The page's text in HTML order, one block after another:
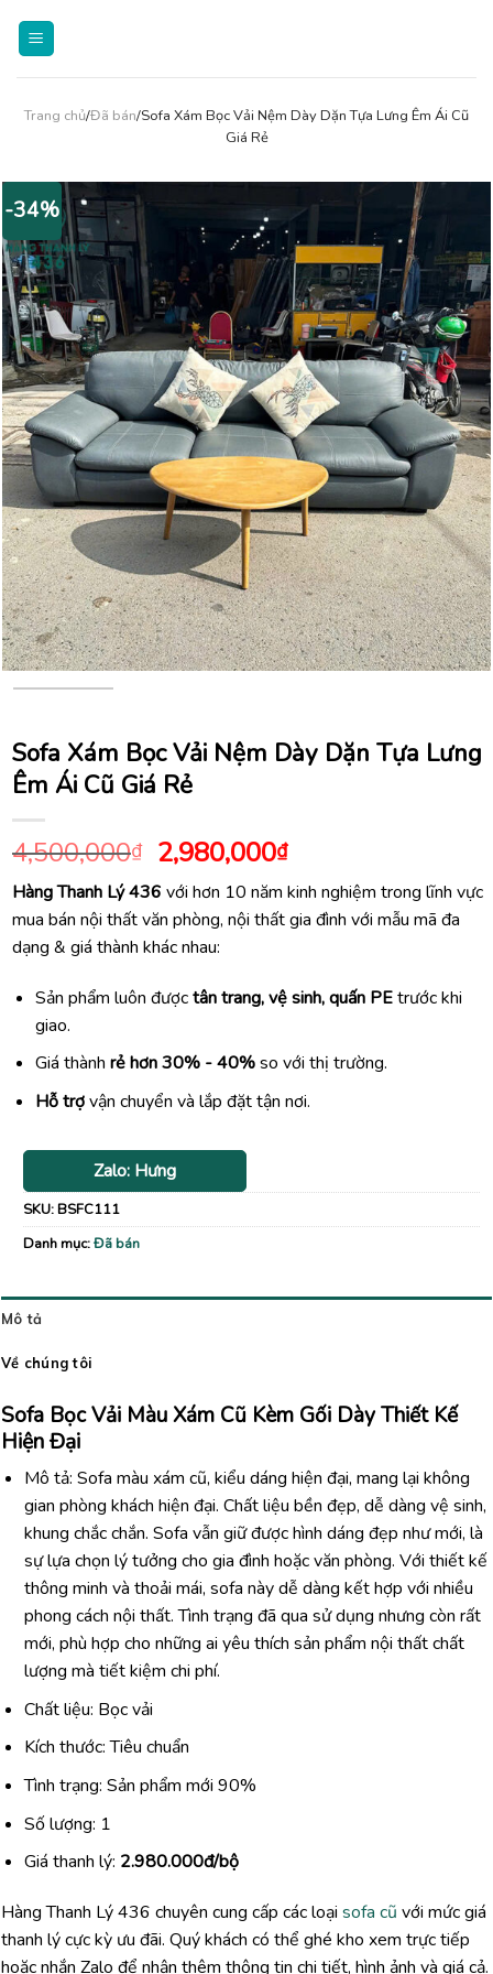
Trang chủ/Đã bán/Sofa Xám Bọc Vải Nệm Dày Dặn Tựa Lưng Êm Ái Cũ
Giá Rẻ
-34%
Sofa Xám Bọc Vải Nệm Dày Dặn Tựa Lưng
Êm Ái Cũ Giá Rẻ
4,500,000₫ Giá
gốc
là:
4,500,000₫.
2,980,000₫Giá
hiện
tại
là:
Hàng Thanh Lý 436 với hơn 10 năm kinh nghiệm trong lĩnh vực
mua bán nội thất văn phòng, nội thất gia đình với mẫu mã đa
dạng & giá thành khác nhau:
Sản phẩm luôn đượctân trang, vệ sinh, quấn PEtrước khi
giao.
Giá thành rẻ hơn 30% - 40%so với thị trường.
Hỗ trợvận chuyển và lắp đặt tận nơi.
Zalo: Hưng
SKU:BSFC111
Danh mục:Đã bán
Mô tả
Về chúng tôi
Sofa Bọc Vải Màu Xám Cũ Kèm Gối Dày Thiết Kế
Hiện Đại
Mô tả: Sofa màu xám cũ, kiểu dáng hiện đại, mang lại không
gian phòng khách hiện đại. Chất liệu bền đẹp, dễ dàng vệ sinh,
khung chắc chắn. Sofa vẫn giữ được hình dáng đẹp như mới, là
sự lựa chọn lý tưởng cho gia đình hoặc văn phòng. Với thiết kế
thông minh và thoải mái, sofa này dễ dàng kết hợp với nhiều
phong cách nội thất. Tình trạng đã qua sử dụng nhưng còn rất
mới, phù hợp cho những ai yêu thích sản phẩm nội thất chất
lượng mà tiết kiệm chi phí.
Chất liệu: Bọc vải
Kích thước: Tiêu chuẩn
Tình trạng: Sản phẩm mới 90%
Số lượng: 1
Giá thanh lý: 2.980.000đ/bộ
Hàng Thanh Lý 436 chuyên cung cấp các loại sofa cũ với mức giá
thanh lý cực kỳ ưu đãi. Quý khách có thể ghé kho xem trực tiếp
hoặc nhắn Zalo để nhận thêm thông tin chi tiết, hình ảnh và giá cả.